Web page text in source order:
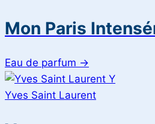
Mon Paris
Eau de parfum →
Yves Saint Laurent